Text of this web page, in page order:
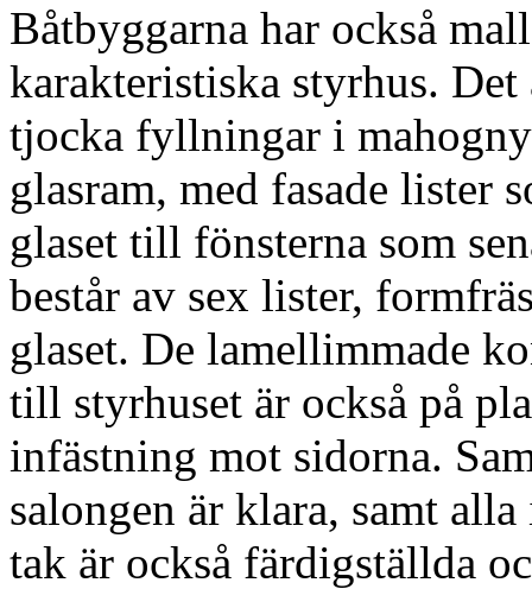
Båtbyggarna har också
karakteristiska styrhus.
tjocka fyllningar i
glasram, med fasade lister
glaset till fönsterna som
består av sex lister,
glaset. De lamellimmade
till styrhuset är också på
infästning mot sidorna.
salongen är klara, samt
tak är också färdigställda